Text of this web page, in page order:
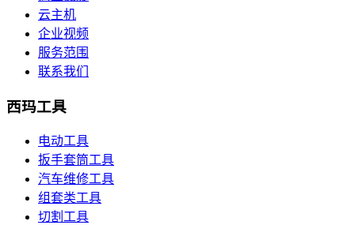
云主机
企业视频
服务范围
联系我们
西玛工具
电动工具
扳手套筒工具
汽车维修工具
组套类工具
切割工具